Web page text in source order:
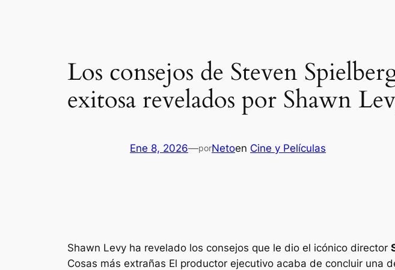
Los consejos de Steven
exitosa revelados por Shawn
Ene 8, 2026—porNetoen Cine y Películas
Shawn Levy ha revelado los consejos que le dio el icónico director
Cosas más extrañas El productor ejecutivo acaba de concluir una